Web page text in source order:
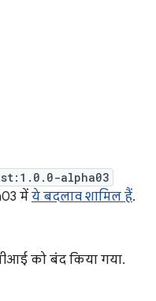
alpha03
में ये बदलाव शामिल हैं.
को बंद किया गया.